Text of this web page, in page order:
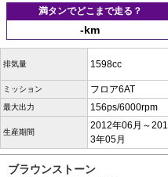
満タンでどこまで走る？
-km
排気量 1598cc
ミッション フロア6AT
最大出力 156ps/6000rpm
生産期間
2012年06月～201
3年05月
ブラウンストーン